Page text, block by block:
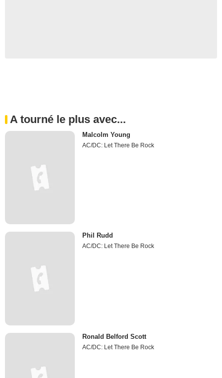
A tourné le plus avec...
Malcolm Young
AC/DC: Let There Be Rock
Phil Rudd
AC/DC: Let There Be Rock
Ronald Belford Scott
AC/DC: Let There Be Rock